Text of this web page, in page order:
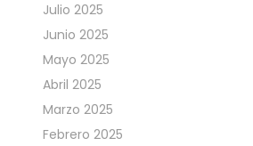
Julio 2025
Junio 2025
Mayo 2025
Abril 2025
Marzo 2025
Febrero 2025